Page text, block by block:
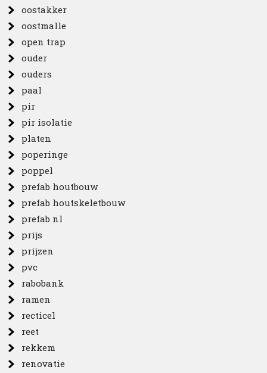
oostakker
oostmalle
open trap
ouder
ouders
paal
pir
pir isolatie
platen
poperinge
poppel
prefab houtbouw
prefab houtskeletbouw
prefab nl
prijs
prijzen
pvc
rabobank
ramen
recticel
reet
rekkem
renovatie